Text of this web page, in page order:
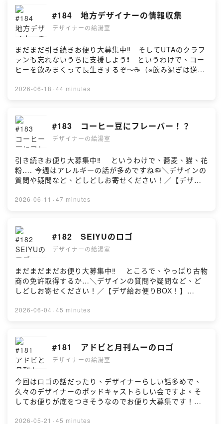
ル：中西ももか・水瀬うみか#デザイナー #デザイン #ポ
ッドキャスト #雑談
outube.com/@desi_q/featured⁠⁠———————————
————————————————【ぱちぱち】デザイ
ナー。登録者２万超えのデザイン系YouTuber。（著書）
『一生懸命デザインしたのにプロっぽくなりません。』
『そもそものデザインのりくつ』発売中
（HP）⁠⁠https://creativestudio428.com/⁠⁠（YouTube）⁠⁠ht
tps://www.youtube.com/channel/UCc-
QzxU1sCPDv7thToQ0ZYQ⁠⁠（X）⁠⁠https://x.com/CS_42
8（コーヒー豆）リバシティ・ファーマーズ
レーター。最近はボードゲームクリエイターを目指して
奮闘中。
（insta）⁠⁠https://www.instagram.com/hoshino_design
_icon/⁠⁠（X）⁠⁠https://x.com/uta_dib【お問い合わ
せ】⁠⁠pachi2.uta@gmail.com⁠⁠————————————
———————————————thanks!タイトルコー
ル：中西ももか・水瀬うみか#デザイナー #デザイン #ポ
ッドキャスト #雑談
https://open.spotify.com/episode/0HHBFjHNtbbTTBt4
TpAV7c?si=yC0KExNTR6uG7vkkbYJ80Q
—————————————————————————
——
【X】⁠⁠https://x.com/des_q_⁠⁠【YouTube】⁠⁠https://www.y
outube.com/@desi_q/featured⁠⁠———————————
————————————————【ぱちぱち】デザイ
『一生懸命デザインしたのにプロっぽくなりません。』
tps://www.youtube.com/channel/UCc-
QzxU1sCPDv7thToQ0ZYQ⁠⁠（X）⁠⁠https://x.com/CS_42
8（コーヒー豆）リバシティ・ファーマーズ
https://farmers.libecity.com/products/4286 アマゾン
https://amzn.to/4k9xSH8【UTA】デザイナー兼イラスト
レーター。最近はボードゲームクリエイターを目指して
奮闘中。
（insta）⁠⁠https://www.instagram.com/hoshino_design
_icon/⁠⁠（X）⁠⁠https://x.com/uta_dib【お問い合わ
ル：中西ももか・水瀬うみか#デザイナー #デザイン #ポ
ッドキャスト #雑談
https://forms.gle/7yFzEu1DVkVcWuCU70:13 近所に
美術館出現！？8:35 iOSのアイコンがまた立体的に！？
（たぬぬさん）13:50 かっこいいデザイン25:27 説明
書はPDFで（サムさん）30:11 カエルの毒（錦絵さん）
39:27 EDトーク【※】山口体験美術館・・・・もともと
は倉庫会社の空きビル？をリノベーションした美術館。
https://otaart.com/【※】NHK人形劇三国志・・・・
劇。原作は「三国志演義」。【※】世界の同人ボドゲイベ
ロ集団）・アマチュアのエリアが存在していますが、そ
れぞれ性質が異なるようです。日本の「ゲームマーケッ
ト」のようにアマチュアの直接販売がメインではなく、
海外ではインディーズの見本市や品評会がメインだと
か…. （Gemini談）【※】UTAが苦戦中のクラファン
6/30まで・・・・ラストスパートです😭
https://bodofun.hoobby.net/projects/yeti-
も聴いてね🫰・・・・前編
https://open.spotify.com/episode/0HHBFjHNtbbTTBt4
TpAV7c?si=yC0KExNTR6uG7vkkbYJ80Q
—————————————————————————
——
【X】⁠⁠https://x.com/des_q_⁠⁠【YouTube】⁠⁠https://www.y
outube.com/@desi_q/featured⁠⁠———————————
————————————————【ぱちぱち】デザイ
ナー。登録者２万超えのデザイン系YouTuber。（著書）
『一生懸命デザインしたのにプロっぽくなりません。』
tps://www.youtube.com/channel/UCc-
QzxU1sCPDv7thToQ0ZYQ⁠⁠（X）⁠⁠https://x.com/CS_42
8（コーヒー豆）リバシティ・ファーマーズ
https://farmers.libecity.com/products/4286 アマゾン
https://amzn.to/4k9xSH8【UTA】デザイナー兼イラスト
レーター。最近はボードゲームクリエイターを目指して
奮闘中。
（insta）⁠⁠https://www.instagram.com/hoshino_design
_icon/⁠⁠（X）⁠⁠https://x.com/uta_dib【お問い合わ
#184 地方デザイナーの情報収集
デザイナーの給湯室
まだまだ引き続きお便り大募集中‼️ そしてUTAのクラフ
ァンも忘れないうちに支援しよう❗️ というわけで、コー
ヒーを飲みまくって長生きするぞ〜☕️（※飲み過ぎは逆効
さい！／【デザ給お便りBOX！】
さん）14:18 プランクトンのカードゲーム（ゲムゲムさ
ん）19:58 コーヒーは健康に良い？（拓郎45さん）
30:08 地方在住で情報収集（檸檬さん）43:29 EDトー
ク【※】ぱちぱちがハマっているおじさんYouTubeチャン
ネル・・・・「まっこと！チャンネル」
https://www.youtube.com/@makoto-tanabe
「watercolor by Shibuasaki」
「大工の正やん」
https://www.youtube.com/@grandchefmatsuo 「園芸
農家イシヅキちゃんねる」https://www.youtube.com/@
園芸農家イシヅキちゃんねる【※】プランクトンカードの
クラファンページ・・・・https://for-
good.net/project/1002957【※】国立がん研究センター
の論文をまとめた記事・・・・
https://epi.ncc.go.jp/jphc/outcome/3527.html がんに
屋珈琲店の店主の方が書いたミステリー小説・・・・
【※】UTAが苦戦中のクラファン6/30まで・・・・支援い
ただけたら幸いです😭
https://bodofun.hoobby.net/projects/yeti-
cerpelos【※】Design Morning Radioさんとのコラボ回
も聴いてね🫰・・・・前編
https://open.spotify.com/episode/5Jnkwl3F54gy5doR
5TS426?si=swMlY6bVQdmt137lFi5G6w 後編
https://open.spotify.com/episode/0HHBFjHNtbbTTBt4
TpAV7c?si=yC0KExNTR6uG7vkkbYJ80Q
2026-06-18 · 44 minutes
#183 コーヒー豆にフレーバー！？
デザイナーの給湯室
引き続きお便り大募集中‼️ というわけで、蕎麦、猫、花
粉…. 今週はアレルギーの話が多めですね🦠＼デザインの
質問や疑問など、どしどしお寄せください！／【デザ給
https://forms.gle/7yFzEu1DVkVcWuCU70:13 クラフ
20:28 松本かえるまつり（カエル好きさん）26:07 フ
レーバーコーヒー豆（tanunuさん）37:11 花粉症対策
はどうしてる？（めめん子さん）46:22 EDトーク【※】
キジトラコーヒー焙煎研究所と蕎麦山猫・・・・
https://www.instagram.com/kijitoracoffeeroasters/
【※】UTAが言っているゲーム「HADES」・・・・ギリ
シャ神話をモチーフにしたローグライクゲーム。アクシ
うと「風来のシレン」などがローグライクゲームと言わ
https://bodofun.hoobby.net/projects/yeti-
cerpelos【※】Design Morning Radioさんとのコラボ回
も聴いてね🫰・・・・前編
https://open.spotify.com/episode/5Jnkwl3F54gy5doR
5TS426?si=swMlY6bVQdmt137lFi5G6w 後編
https://open.spotify.com/episode/0HHBFjHNtbbTTBt4
TpAV7c?si=yC0KExNTR6uG7vkkbYJ80Q
——
2026-06-11 · 47 minutes
#182 SEIYUのロゴ
デザイナーの給湯室
まだまだまだお便り大募集中‼️ ところで、やっぱり古物
商の免許取得するか…＼デザインの質問や疑問など、ど
しどしお寄せください！／【デザ給お便りBOX！】
蝦、蛯5:20 SEIYUのロゴ（寒がりさん）12:25 ただ
（お昼の子さん）35:02 複業多すぎっす！（ミュージさ
ん）44:06 EDトーク【※】Design Morning
Radio・・・・コラボ回前編
https://open.spotify.com/episode/5Jnkwl3F54gy5doR
5TS426?si=swMlY6bVQdmt137lFi5G6w 後編
https://open.spotify.com/episode/0HHBFjHNtbbTTBt4
TpAV7c?si=yC0KExNTR6uG7vkkbYJ80Q【※】2/6近辺
降りました⛄️【※】UTAが苦戦中のクラファン・・・・普
2026-06-04 · 45 minutes
#181 アドビと月刊ムーのロゴ
デザイナーの給湯室
今回はロゴの話だったり、デザイナーらしい話多めで、
久々のデザイナーのポッドキャストらしい会ですよ。そ
してお便りが底をつきそうなのでお便り大募集です！
疑問など、どしどしお寄せください！／【デザ給お便り
2026-05-21 · 45 minutes